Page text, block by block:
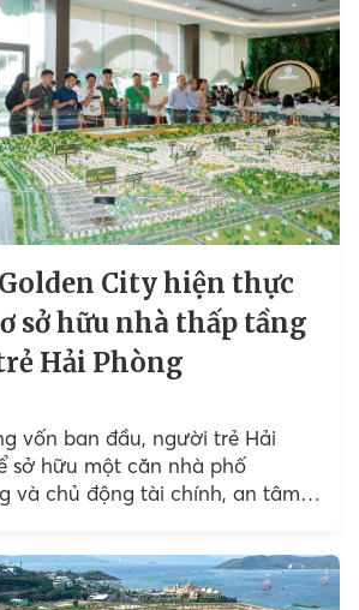
City hiện thực
sở hữu nhà thấp tầng
Hải Phòng
vốn ban đầu, người trẻ Hải
sở hữu một căn nhà phố
và chủ động tài chính, an tâm